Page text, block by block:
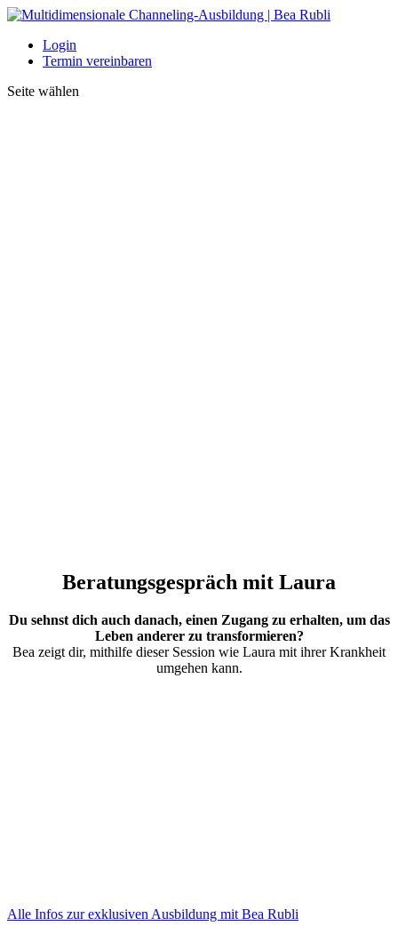
Login
Termin vereinbaren
Seite wählen
Beratungsgespräch mit Laura
Du sehnst dich auch danach, einen Zugang zu erhalten, um das
Leben anderer zu transformieren?
Bea zeigt dir, mithilfe dieser Session wie Laura mit ihrer Krankheit
umgehen kann.
Alle Infos zur exklusiven Ausbildung mit Bea Rubli